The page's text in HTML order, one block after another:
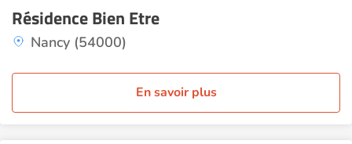
Résidence Bien Etre
Nancy (54000)
En savoir plus